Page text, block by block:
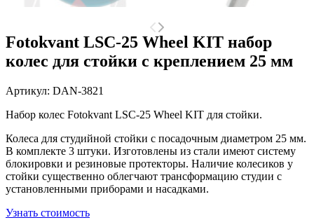
Fotokvant LSC-25 Wheel KIT набор
колес для стойки с креплением 25 мм
Артикул: DAN-3821
Набор колес Fotokvant LSC-25 Wheel KIT для стойки.
Колеса для студийной стойки с посадочным диаметром 25 мм.
В комплекте 3 штуки. Изготовлены из стали имеют систему
блокировки и резиновые протекторы. Наличие колесиков у
стойки существенно облегчают трансформацию студии с
установленными приборами и насадками.
Узнать стоимость